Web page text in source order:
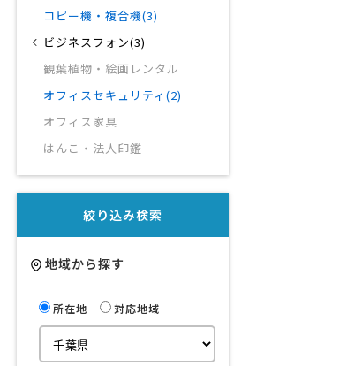
コピー機・複合機(3)
ビジネスフォン(3)
観葉植物・絵画レンタル
オフィスセキュリティ(2)
オフィス家具
はんこ・法人印鑑
絞り込み検索
地域から探す
所在地 対応地域